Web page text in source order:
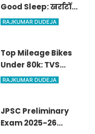
Good Sleep: खर्राटों
और रीढ़ के दर्द से बचना है
पोजीशन
RAJKUMAR DUDEJA
Top Mileage Bikes
Under 80k: TVS
Radeon, Sport या
आपके लिए बेस्ट
RAJKUMAR DUDEJA
JPSC Preliminary
Exam 2025-26